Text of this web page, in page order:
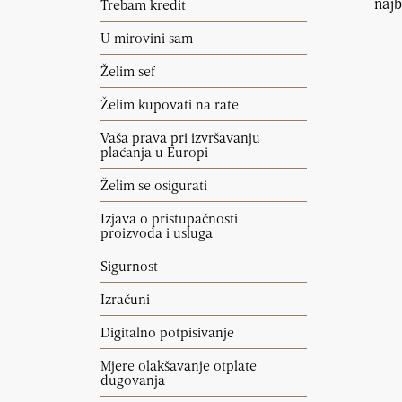
Trebam kredit
U mirovini sam
Želim sef
Želim kupovati na rate
Vaša prava pri izvršavanju
plaćanja u Europi
Želim se osigurati
Izjava o pristupačnosti
proizvoda i usluga
Sigurnost
Izračuni
Digitalno potpisivanje
Mjere olakšavanje otplate
dugovanja